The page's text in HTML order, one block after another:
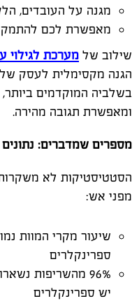
מגנה על העובדים,
מאפשרת לכם
שילוב של מערכת לגילוי
הגנה מקסימלית לעסק
בשלביה המוקדמים
ומאפשרת תגובה מהירה.
מספרים שמדברים:
הסטטיסטיקות לא
מפני אש:
ספרינקלרים
96% מהשריפות
יש ספרינקלרים